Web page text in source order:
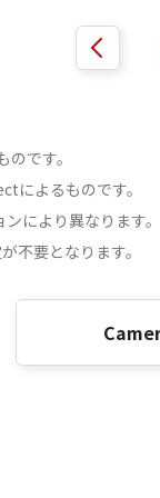
です。
によるものです。
により異なります。
不要となります。